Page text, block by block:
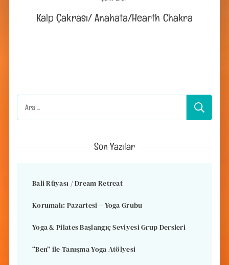
Kalp Çakrası/ Anahata/Hearth Chakra
Arama:
Son Yazılar
Bali Rüyası / Dream Retreat
Korumalı: Pazartesi – Yoga Grubu
Yoga & Pilates Başlangıç Seviyesi Grup Dersleri
“Ben” ile Tanışma Yoga Atölyesi